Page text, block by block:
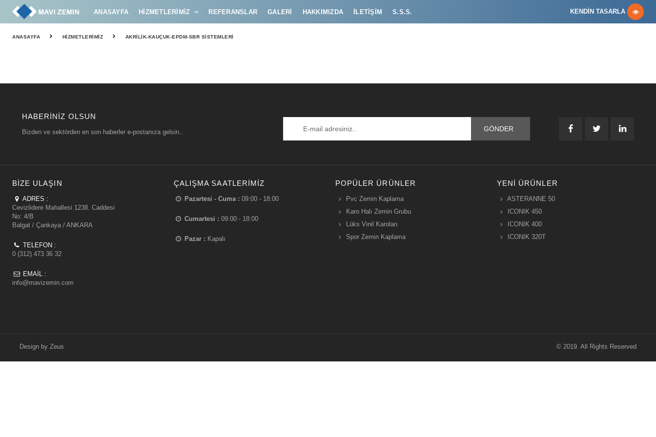
ANASAYFA HIZMETLERIMIZ REFERANSLAR GALERI HAKKIMIZDA İLETIŞIM S.S.S. KENDİN TASARLA
ANASAYFA HIZMETLERIMIZ AKRILIK-KAUÇUK-EPDM-SBR SISTEMLERI
HABERINIZ OLSUN
Bizden ve sektörden en son haberler e-postanıza gelsin..
BIZE ULAŞIN
ADRES :
Cevizlidere Mahallesi 1238. Caddesi
No: 4/B
Balgat / Çankaya / ANKARA
TELEFON :
0 (312) 473 36 32
EMAIL :
info@mavizemin.com
ÇALIŞMA SAATLERIMIZ
Pazartesi - Cuma : 09:00 - 18:00
Cumartesi : 09:00 - 18:00
Pazar : Kapalı
POPÜLER ÜRÜNLER
Pvc Zemin Kaplama
Karo Halı Zemin Grubu
Lüks Vinil Karoları
Spor Zemin Kaplama
YENI ÜRÜNLER
ASTERANNE 50
ICONIK 450
ICONIK 400
ICONIK 320T
© 2019. All Rights Reserved
Design by Zeus